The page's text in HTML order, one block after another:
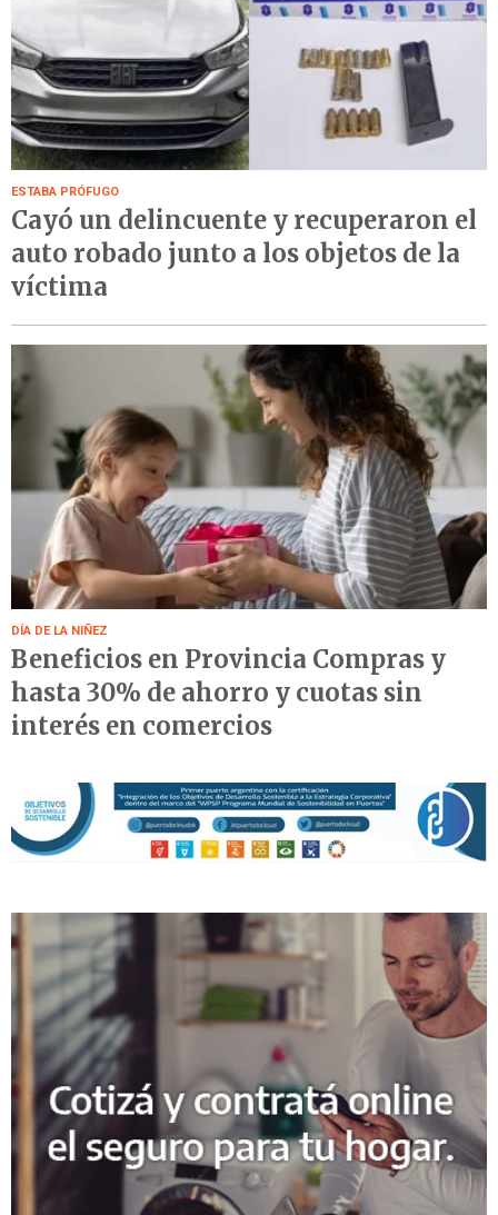
ESTABA PRÓFUGO
Cayó un delincuente y recuperaron el
auto robado junto a los objetos de la
víctima
DÍA DE LA NIÑEZ
Beneficios en Provincia Compras y
hasta 30% de ahorro y cuotas sin
interés en comercios